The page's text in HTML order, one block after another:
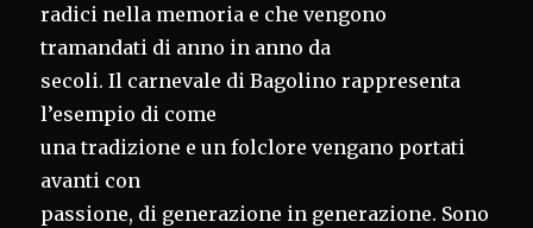
radici nella memoria e che vengono
tramandati di anno in anno da
secoli. Il carnevale di Bagolino rappresenta
l’esempio di come
una tradizione e un folclore vengano portati
avanti con
passione, di generazione in generazione. Sono